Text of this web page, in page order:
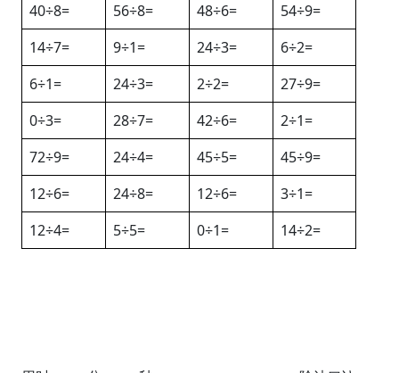
40÷8=
56÷8= 48÷6=
54÷9=
14÷7=
9÷1= 24÷3=
6÷2=
6÷1=
24÷3= 2÷2=
27÷9=
0÷3=
28÷7= 42÷6=
2÷1=
72÷9=
24÷4= 45÷5=
45÷9=
12÷6=
24÷8= 12÷6=
3÷1=
12÷4=
5÷5= 0÷1= 14÷2=